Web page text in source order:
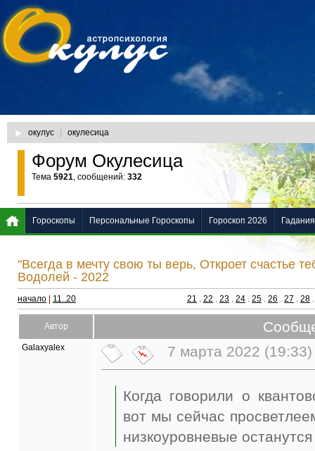
окулус окулесица
Форум Окулесица
Тема 5921, сообщений: 332
"Всегда в мечту свою ты верь, Откроет счастье
Водолей - 2022
начало 11..20 21 . 22 . 23 . 24 . 25 . 26 . 27 . 28 .
Автор
Galaxyalex 7 марта 2022 (19:33)
Когда говорили о
вот мы сейчас
низкоуровневые
Гороскопы Персональные Гороскопы Гороскоп 2026 Гадания